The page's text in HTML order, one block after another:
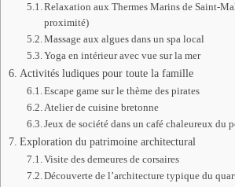
Relaxation aux Thermes Marins de Saint-
proximité)
Massage aux algues dans un spa local
Yoga en intérieur avec vue sur la mer
Activités ludiques pour toute la famille
Escape game sur le thème des pirates
Atelier de cuisine bretonne
Jeux de société dans un café chaleureux du
Exploration du patrimoine architectural
Visite des demeures de corsaires
Découverte de l’architecture typique du